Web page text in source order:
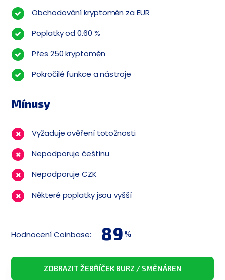
Obchodování kryptoměn za EUR
Poplatky od 0.60 %
Přes 250 kryptoměn
Pokročilé funkce a nástroje
Mínusy
Vyžaduje ověření totožnosti
Nepodporuje češtinu
Nepodporuje CZK
Některé poplatky jsou vyšší
Hodnocení Coinbase: 89 %
ZOBRAZIT ŽEBŘÍČEK BURZ / SMĚNÁREN